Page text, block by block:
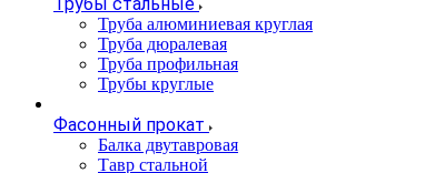
Труба алюминиевая круглая
Труба дюралевая
Труба профильная
Трубы круглые
Фасонный прокат
Балка двутавровая
Тавр стальной